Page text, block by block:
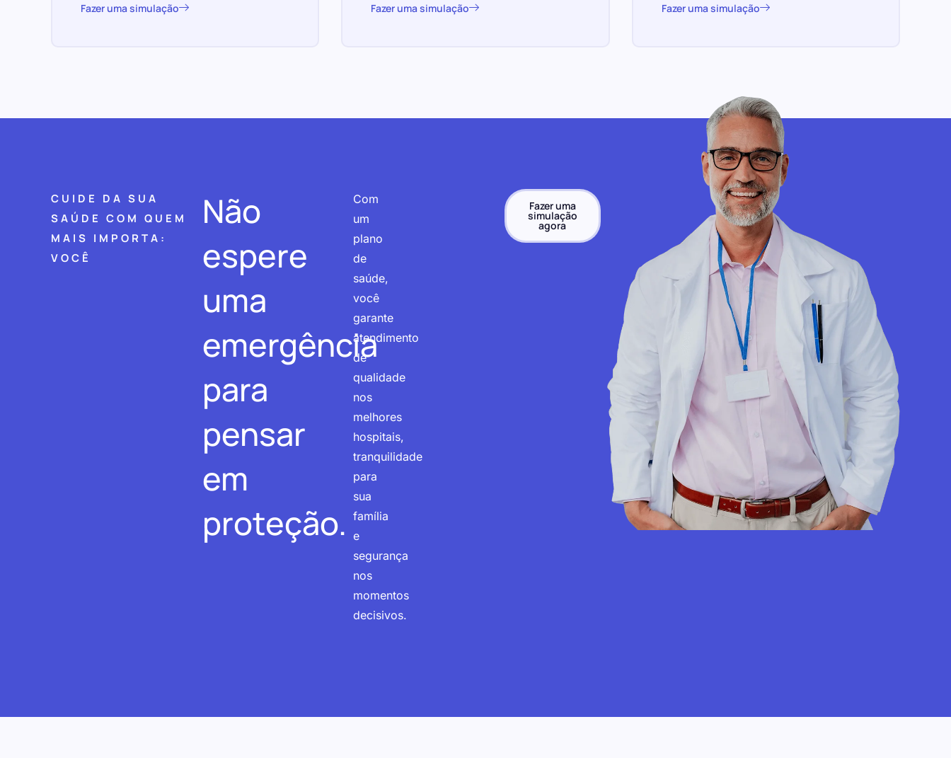
Fazer uma simulação Fazer uma simulação Fazer uma simulação
CUIDE DA SUA
SAÚDE COM QUEM
MAIS IMPORTA:
VOCÊ
Não
espere
uma
emergência
para
pensar
em
proteção.
Com
um
plano
de
saúde,
você
garante
atendimento
de
qualidade
nos
melhores
hospitais,
tranquilidade
para
sua
família
e
segurança
nos
momentos
decisivos.
Fazer uma
simulação
agora